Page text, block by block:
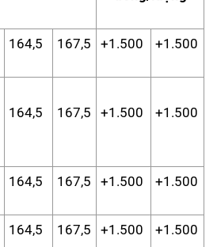
164,5 167,5 +1.500 +1.500
164,5 167,5 +1.500 +1.500
164,5 167,5 +1.500 +1.500
164,5 167,5 +1.500 +1.500